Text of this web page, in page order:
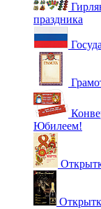
праздника
Юбилеем!